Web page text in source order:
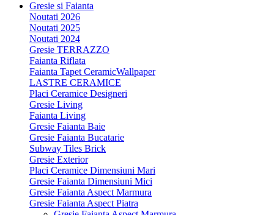
Gresie si Faianta
Noutati 2026
Noutati 2025
Noutati 2024
Gresie TERRAZZO
Faianta Riflata
Faianta Tapet CeramicWallpaper
LASTRE CERAMICE
Placi Ceramice Designeri
Gresie Living
Faianta Living
Gresie Faianta Baie
Gresie Faianta Bucatarie
Subway Tiles Brick
Gresie Exterior
Placi Ceramice Dimensiuni Mari
Gresie Faianta Dimensiuni Mici
Gresie Faianta Aspect Marmura
Gresie Faianta Aspect Piatra